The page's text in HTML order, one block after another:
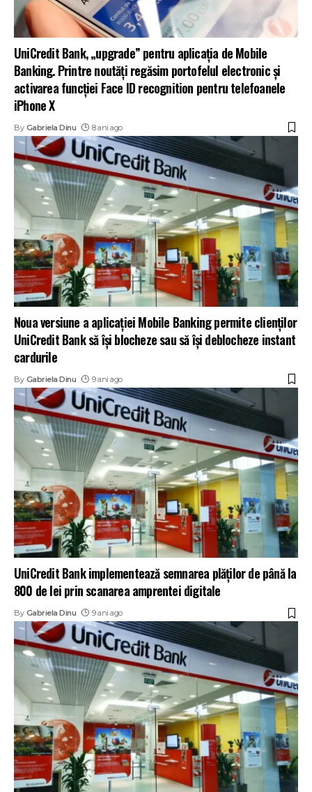
UniCredit Bank, „upgrade” pentru aplicația de Mobile
Banking. Printre noutăţi regăsim portofelul electronic și
activarea funcției Face ID recognition pentru telefoanele
iPhone X
By Gabriela Dinu 8 ani ago
Noua versiune a aplicaţiei Mobile Banking permite clienţilor
UniCredit Bank să își blocheze sau să îşi deblocheze instant
cardurile
By Gabriela Dinu 9 ani ago
UniCredit Bank implementează semnarea plăţilor de până la
800 de lei prin scanarea amprentei digitale
By Gabriela Dinu 9 ani ago